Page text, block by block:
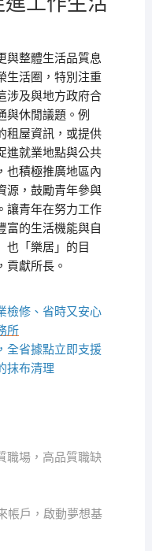
與整體生活品質息
生活圈，特別注重
涉及與地方政府合
與休閒議題。例
租屋資訊，或提供
進就業地點與公共
也積極推廣地區內
源，鼓勵青年參與
讓青年在努力工作
富的生活機能與自
也「樂居」的目
貢獻所長。
檢修、省時又安心
所
全省據點立即支援
抹布清理
職場，高品質職缺
帳戶，啟動夢想基